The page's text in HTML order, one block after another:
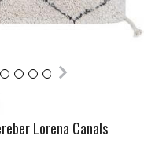
Lorena Canals